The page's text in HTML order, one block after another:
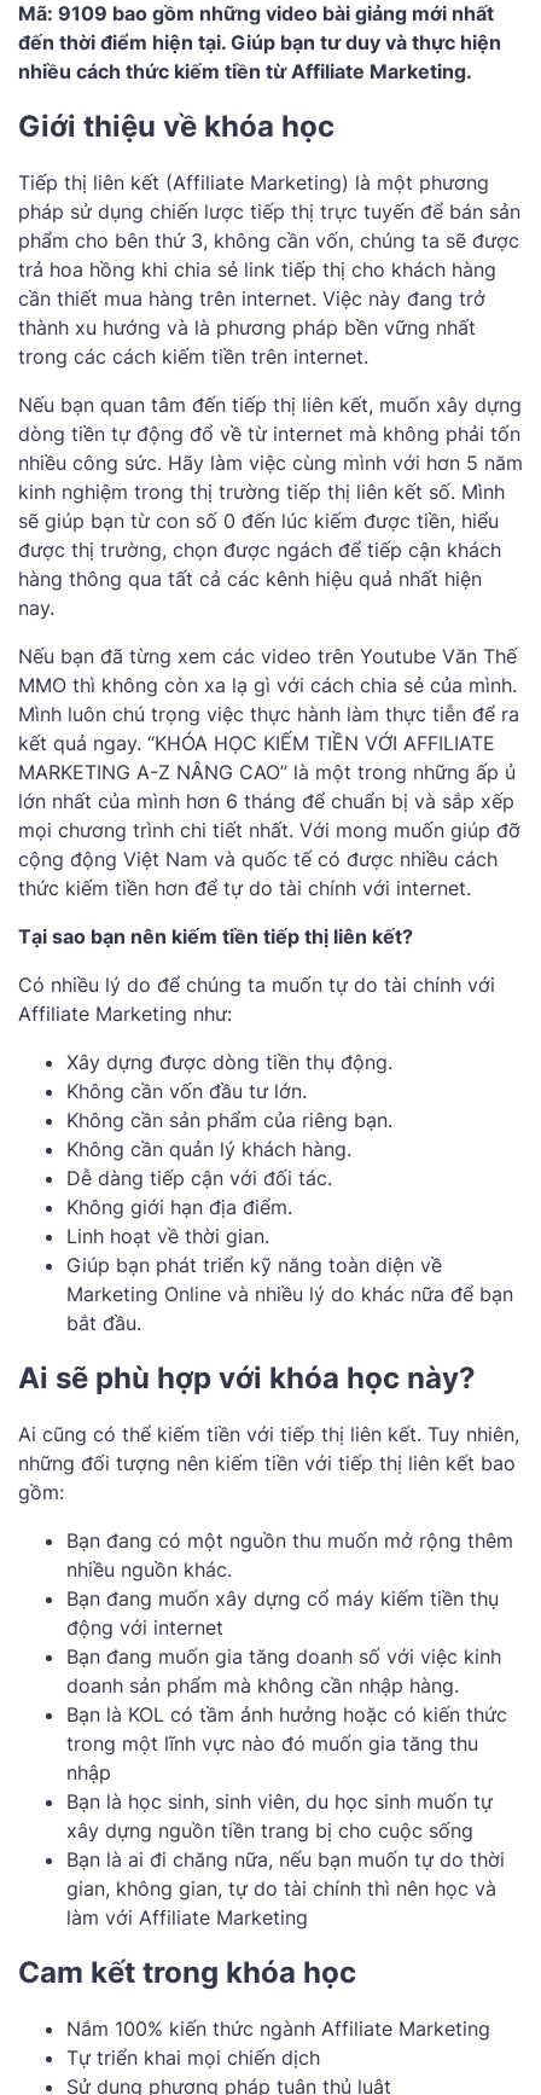
Mã: 9109 bao gồm những video bài giảng mới nhất
đến thời điểm hiện tại. Giúp bạn tư duy và thực hiện
nhiều cách thức kiếm tiền từ Affiliate Marketing.
Giới thiệu về khóa học
Tiếp thị liên kết (Affiliate Marketing) là một phương
pháp sử dụng chiến lược tiếp thị trực tuyến để bán sản
phẩm cho bên thứ 3, không cần vốn, chúng ta sẽ được
trả hoa hồng khi chia sẻ link tiếp thị cho khách hàng
cần thiết mua hàng trên internet. Việc này đang trở
thành xu hướng và là phương pháp bền vững nhất
trong các cách kiếm tiền trên internet.
Nếu bạn quan tâm đến tiếp thị liên kết, muốn xây dựng
dòng tiền tự động đổ về từ internet mà không phải tốn
nhiều công sức. Hãy làm việc cùng mình với hơn 5 năm
kinh nghiệm trong thị trường tiếp thị liên kết số. Mình
sẽ giúp bạn từ con số 0 đến lúc kiếm được tiền, hiểu
được thị trường, chọn được ngách để tiếp cận khách
hàng thông qua tất cả các kênh hiệu quả nhất hiện
nay.
Nếu bạn đã từng xem các video trên Youtube Văn Thế
MMO thì không còn xa lạ gì với cách chia sẻ của mình.
Mình luôn chú trọng việc thực hành làm thực tiễn để ra
kết quả ngay. “KHÓA HỌC KIẾM TIỀN VỚI AFFILIATE
MARKETING A-Z NÂNG CAO” là một trong những ấp ủ
lớn nhất của mình hơn 6 tháng để chuẩn bị và sắp xếp
mọi chương trình chi tiết nhất. Với mong muốn giúp đỡ
cộng động Việt Nam và quốc tế có được nhiều cách
thức kiếm tiền hơn để tự do tài chính với internet.
Tại sao bạn nên kiếm tiền tiếp thị liên kết?
Có nhiều lý do để chúng ta muốn tự do tài chính với
Affiliate Marketing như:
Xây dựng được dòng tiền thụ động.
Không cần vốn đầu tư lớn.
Không cần sản phẩm của riêng bạn.
Không cần quản lý khách hàng.
Dễ dàng tiếp cận với đối tác.
Không giới hạn địa điểm.
Linh hoạt về thời gian.
Giúp bạn phát triển kỹ năng toàn diện về
Marketing Online và nhiều lý do khác nữa để bạn
bắt đầu.
Ai sẽ phù hợp với khóa học này?
Ai cũng có thể kiếm tiền với tiếp thị liên kết. Tuy nhiên,
những đối tượng nên kiếm tiền với tiếp thị liên kết bao
gồm:
Bạn đang có một nguồn thu muốn mở rộng thêm
nhiều nguồn khác.
Bạn đang muốn xây dựng cổ máy kiếm tiền thụ
động với internet
Bạn đang muốn gia tăng doanh số với việc kinh
doanh sản phẩm mà không cần nhập hàng.
Bạn là KOL có tầm ảnh hưởng hoặc có kiến thức
trong một lĩnh vực nào đó muốn gia tăng thu
nhập
Bạn là học sinh, sinh viên, du học sinh muốn tự
xây dựng nguồn tiền trang bị cho cuộc sống
Bạn là ai đi chăng nữa, nếu bạn muốn tự do thời
gian, không gian, tự do tài chính thì nên học và
làm với Affiliate Marketing
Cam kết trong khóa học
Nắm 100% kiến thức ngành Affiliate Marketing
Tự triển khai mọi chiến dịch
Sử dụng phương pháp tuân thủ luật